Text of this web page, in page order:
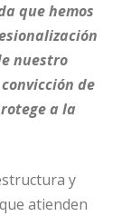
que hemos
nuestro
de
a la
y
atienden